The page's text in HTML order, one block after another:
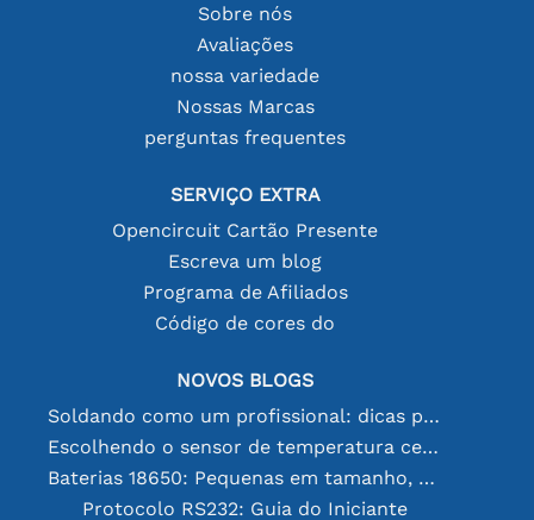
Sobre nós
Avaliações
nossa variedade
Nossas Marcas
perguntas frequentes
SERVIÇO EXTRA
Opencircuit Cartão Presente
Escreva um blog
Programa de Afiliados
Código de cores do
NOVOS BLOGS
Soldando como um profissional: dicas para conexões eletrônicas perfeitas
Escolhendo o sensor de temperatura certo [youtube]
Baterias 18650: Pequenas em tamanho, grandes em desempenho
Protocolo RS232: Guia do Iniciante